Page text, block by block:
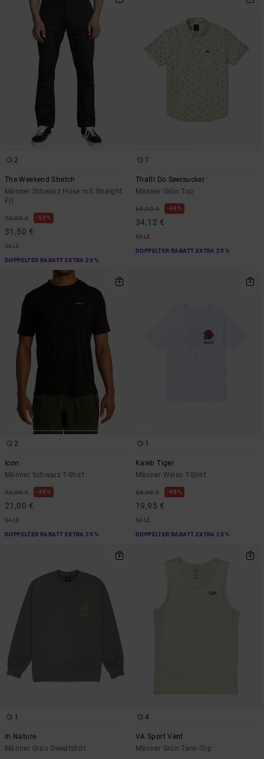
2
The Weekend Stretch
Männer Schwarz Hose mit Straight
Fit
70,00 € 55%
31,50 €
SALE
DOPPELTER RABATT EXTRA 25 %
1
Thatll Do Seersucker
Männer Grün Top
65,00 € 48%
34,12 €
SALE
DOPPELTER RABATT EXTRA 25 %
2
Icon
Männer Schwarz T-Shirt
40,00 € 48%
21,00 €
SALE
DOPPELTER RABATT EXTRA 25 %
1
Kaleb Tiger
Männer Weiss T-Shirt
38,00 € 48%
19,95 €
SALE
DOPPELTER RABATT EXTRA 25 %
1
In Nature
Männer Grau Sweatshirt
4
VA Sport Vent
Männer Grün Tank-Top